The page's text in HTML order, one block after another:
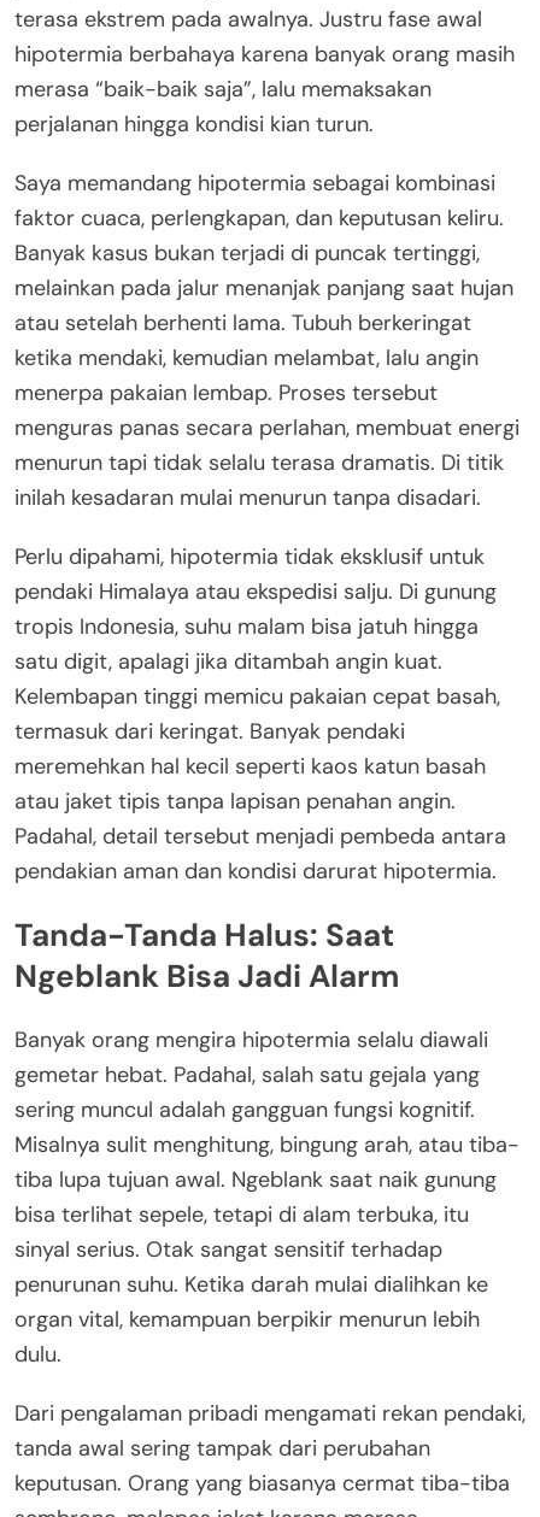
terasa ekstrem pada awalnya. Justru fase awal
hipotermia berbahaya karena banyak orang masih
merasa “baik-baik saja”, lalu memaksakan
perjalanan hingga kondisi kian turun.
Saya memandang hipotermia sebagai kombinasi
faktor cuaca, perlengkapan, dan keputusan keliru.
Banyak kasus bukan terjadi di puncak tertinggi,
melainkan pada jalur menanjak panjang saat hujan
atau setelah berhenti lama. Tubuh berkeringat
ketika mendaki, kemudian melambat, lalu angin
menerpa pakaian lembap. Proses tersebut
menguras panas secara perlahan, membuat energi
menurun tapi tidak selalu terasa dramatis. Di titik
inilah kesadaran mulai menurun tanpa disadari.
Perlu dipahami, hipotermia tidak eksklusif untuk
pendaki Himalaya atau ekspedisi salju. Di gunung
tropis Indonesia, suhu malam bisa jatuh hingga
satu digit, apalagi jika ditambah angin kuat.
Kelembapan tinggi memicu pakaian cepat basah,
termasuk dari keringat. Banyak pendaki
meremehkan hal kecil seperti kaos katun basah
atau jaket tipis tanpa lapisan penahan angin.
Padahal, detail tersebut menjadi pembeda antara
pendakian aman dan kondisi darurat hipotermia.
Tanda-Tanda Halus: Saat
Ngeblank Bisa Jadi Alarm
Banyak orang mengira hipotermia selalu diawali
gemetar hebat. Padahal, salah satu gejala yang
sering muncul adalah gangguan fungsi kognitif.
Misalnya sulit menghitung, bingung arah, atau tiba-
tiba lupa tujuan awal. Ngeblank saat naik gunung
bisa terlihat sepele, tetapi di alam terbuka, itu
sinyal serius. Otak sangat sensitif terhadap
penurunan suhu. Ketika darah mulai dialihkan ke
organ vital, kemampuan berpikir menurun lebih
dulu.
Dari pengalaman pribadi mengamati rekan pendaki,
tanda awal sering tampak dari perubahan
keputusan. Orang yang biasanya cermat tiba-tiba